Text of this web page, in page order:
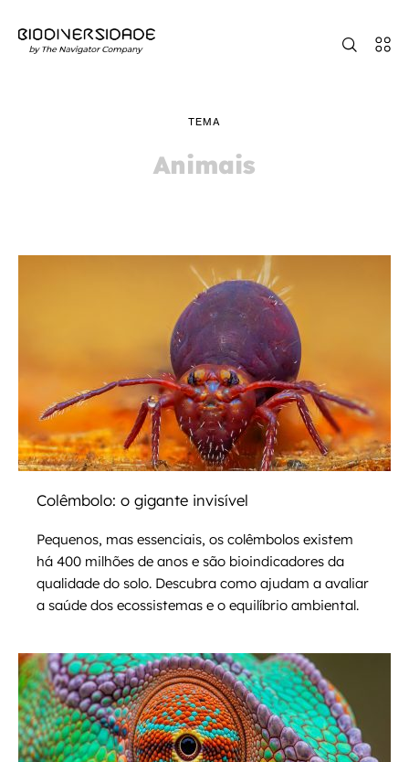
TEMA
Animais
Colêmbolo: o gigante invisível
Pequenos, mas essenciais, os colêmbolos existem
há 400 milhões de anos e são bioindicadores da
qualidade do solo. Descubra como ajudam a avaliar
a saúde dos ecossistemas e o equilíbrio ambiental.